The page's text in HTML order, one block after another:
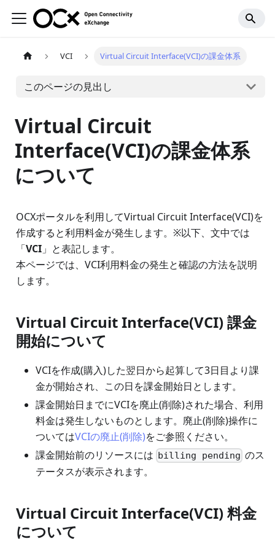
VCI Virtual Circuit Interface(VCI)の課金体系
このページの見出し
Virtual Circuit
Interface(VCI)の課金体系
について
OCXポータルを利用してVirtual Circuit Interface(VCI)を
作成すると利用料金が発生します。※以下、文中では
「VCI 」と表記します。
本ページでは、VCI利用料金の発生と確認の方法を説明
します。
Virtual Circuit Interface(VCI) 課金
開始について
VCIを作成(購入)した翌日から起算して3日目より課
金が開始され、この日を課金開始日とします。
課金開始日までにVCIを廃止(削除)された場合、利用
料金は発生しないものとします。廃止(削除)操作に
ついてはVCIの廃止(削除)をご参照ください。
課金開始前のリソースには billing pending のス
テータスが表示されます。
Virtual Circuit Interface(VCI) 料金
について